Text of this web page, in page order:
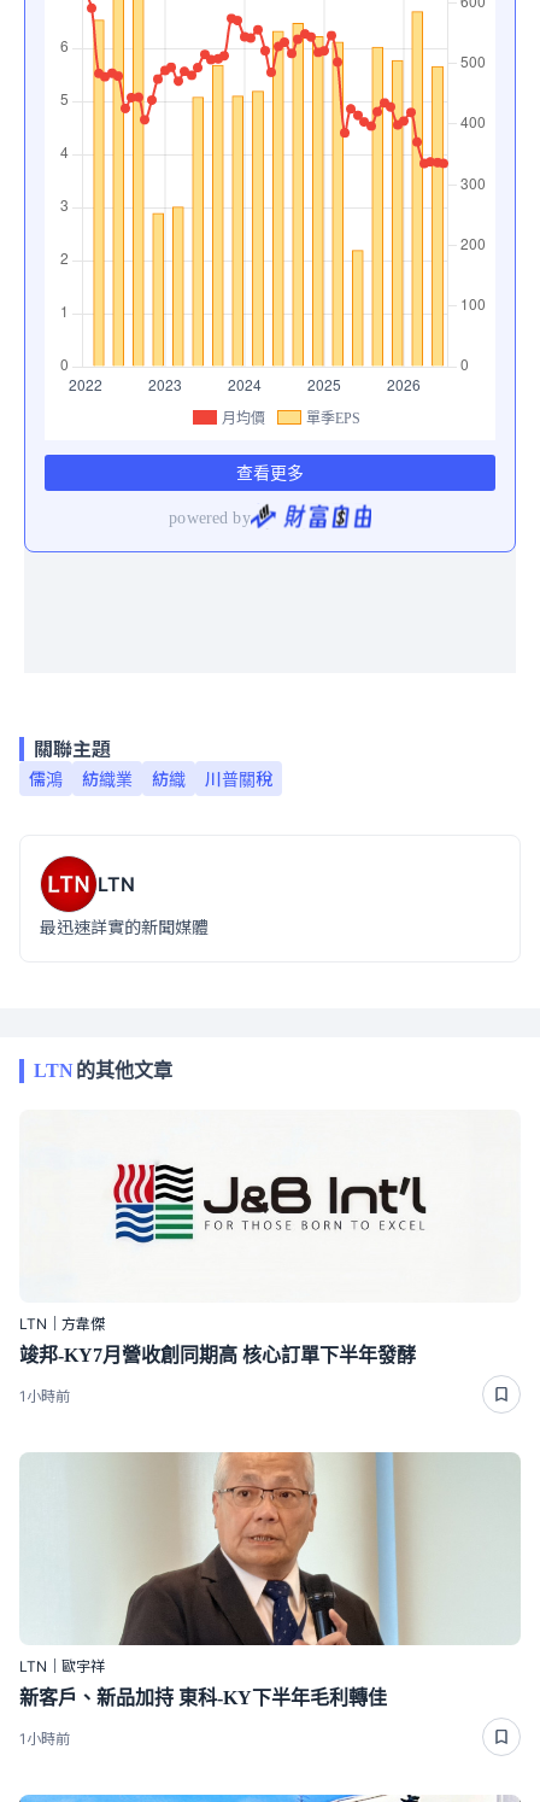
關聯主題
儒鴻 紡織業 紡織 川普關稅
LTN
最迅速詳實的新聞媒體
LTN的其他文章
LTN｜方韋傑
竣邦-KY7月營收創同期高 核心訂單下半年發酵
1小時前
LTN｜歐宇祥
新客戶、新品加持 東科-KY下半年毛利轉佳
1小時前